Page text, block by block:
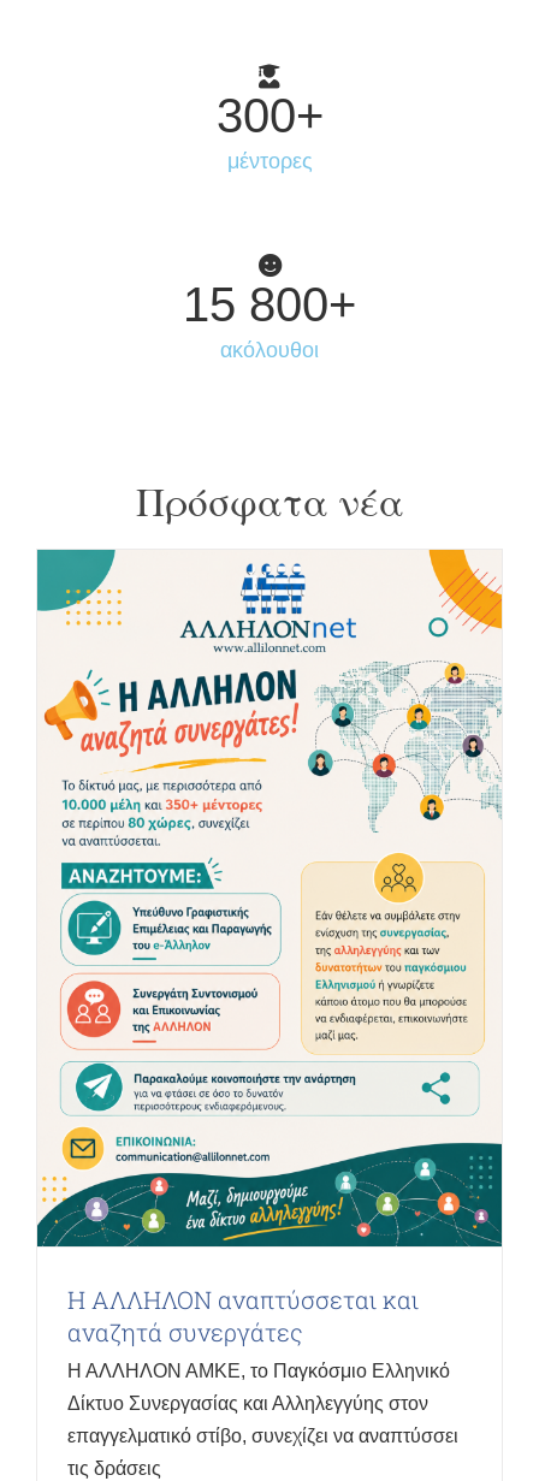
300+
μέντορες
15 800+
ακόλουθοι
Πρόσφατα νέα
Η ΑΛΛΗΛΟΝ αναπτύσσεται και
αναζητά συνεργάτες
Η ΑΛΛΗΛΟΝ ΑΜΚΕ, το Παγκόσμιο Ελληνικό
Δίκτυο Συνεργασίας και Αλληλεγγύης στον
επαγγελματικό στίβο, συνεχίζει να αναπτύσσει
τις δράσεις